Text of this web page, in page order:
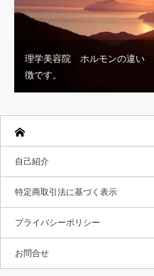
理学美容院 ホルモンの違い
徴です。
自己紹介
特定商取引法に基づく表示
プライバシーポリシー
お問合せ